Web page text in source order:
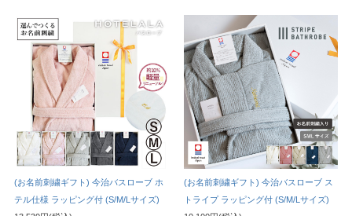
(お名前刺繍ギフト) 今治バスローブ ホ
テル仕様 ラッピング付 (S/M/Lサイズ)
(お名前刺繍ギフト) 今治バスローブ ス
トライプ ラッピング付 (S/M/Lサイズ)